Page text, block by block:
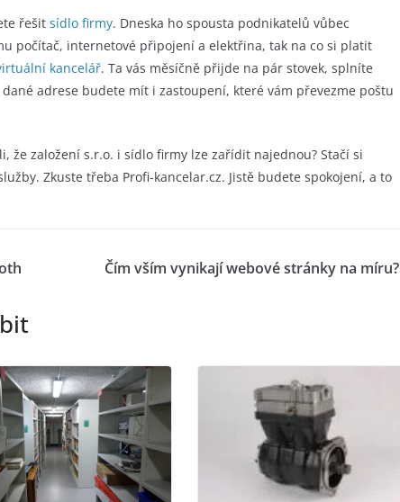
řešit sídlo firmy. Dneska ho spousta podnikatelů vůbec
počítač, internetové připojení a elektřina, tak na co si platit
kancelář. Ta vás měsíčně přijde na pár stovek, splníte
adrese budete mít i zastoupení, které vám převezme poštu
že založení s.r.o. i sídlo firmy lze zařídit najednou? Stačí si
Zkuste třeba Profi-kancelar.cz. Jistě budete spokojení, a to
Čím vším vynikají webové stránky na míru?